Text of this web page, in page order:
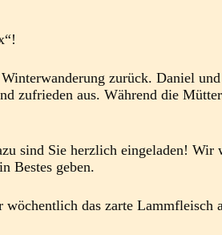
zurück. Daniel
zufrieden aus. Während die
sind Sie herzlich eingeladen! Wir
Bestes geben.
das zarte Lammfleisch